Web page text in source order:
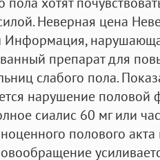
Неверная цена
препарат для
слабого пола.
нарушение
сиалис 60 мг или
полового акта